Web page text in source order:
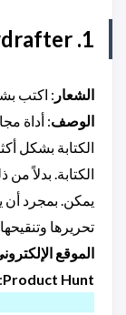
1. Flowdrafter
الشعار : اكتب
الوصف: أداة
الكتابة بشكل
الكتابة. بدلاً
يمكن. بمجرد أن
تحريرها
الموقع
Product Hunt
: